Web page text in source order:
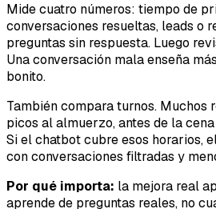
Mide cuatro números: tiempo de
conversaciones resueltas, leads o
preguntas sin respuesta. Luego
Una conversación mala enseña
bonito.
También compara turnos. Muchos
picos al almuerzo, antes de la
Si el chatbot cubre esos horarios,
con conversaciones filtradas y
Por qué importa: la mejora real
aprende de preguntas reales, no